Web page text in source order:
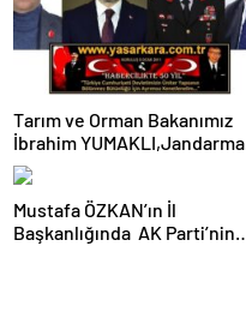
Tarım ve Orman Bakanımız
İbrahim YUMAKLI,Jandarma
Genel Komutanımız Adanalı
Gurur Kaynağımız Orgeneral
Ali ÇARDAKÇI Paşamız ve
Adana Valimiz Mustafa
Mustafa ÖZKAN’ın İl
Başkanlığında AK Parti’nin